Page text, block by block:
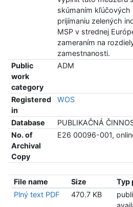
skúmaním kľúčových
prijímaniu zelených
MSP v strednej
zameraním na
zamestnanosti.
Public
work
category
ADM
Registered
in
WOS
Database
PUBLIKAČNÁ
No. of
Archival
Copy
E26 00096-001,
File name Size
Typ
Plný text PDF
470.7 KB